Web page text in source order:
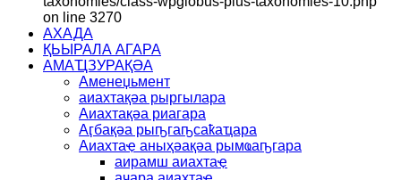
on line 3270
АХАДА
ҚЬЫРАЛА АГАРА
АМАҴЗУРАҚӘА
Аменеџьмент
аиахтақәа рыргылара
Аиахтақәа риагара
Аӷбақәа рыҧгаҧсаҟаҵара
Аиахтаҿ аныҳәақәа рымҩаҧгара
аирамш аиахтаҿ